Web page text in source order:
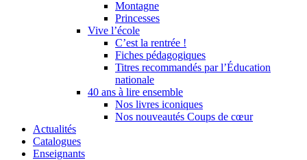
Montagne
Princesses
Vive l’école
C’est la rentrée !
Fiches pédagogiques
Titres recommandés par l’Éducation
nationale
40 ans à lire ensemble
Nos livres iconiques
Nos nouveautés Coups de cœur
Actualités
Catalogues
Enseignants